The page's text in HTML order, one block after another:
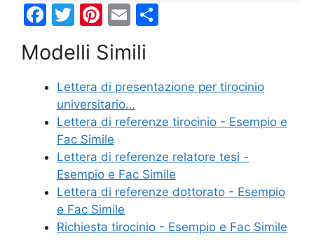
F
c
e
b
o
o
k
T
w
itt
er
Pi
nt
er
e
st
E
m
ai
l
di
di
Modelli Simili
Lettera di presentazione per tirocinio
universitario…
Lettera di referenze tirocinio - Esempio e
Fac Simile
Lettera di referenze relatore tesi -
Esempio e Fac Simile
Lettera di referenze dottorato - Esempio
e Fac Simile
Richiesta tirocinio - Esempio e Fac Simile